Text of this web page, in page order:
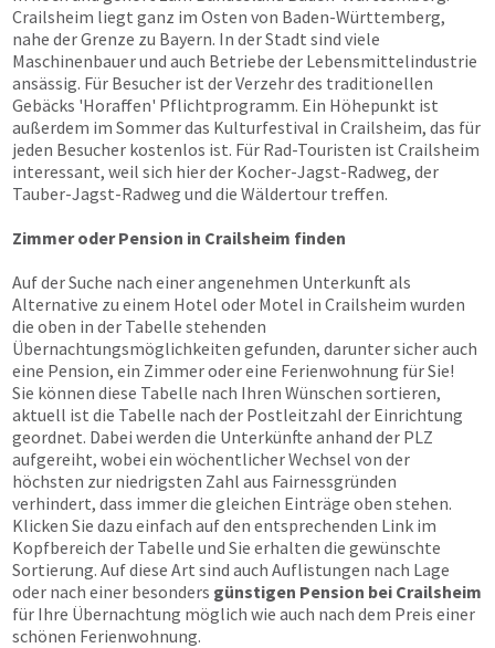
Crailsheim liegt ganz im Osten von Baden-Württemberg,
nahe der Grenze zu Bayern. In der Stadt sind viele
Maschinenbauer und auch Betriebe der Lebensmittelindustrie
ansässig. Für Besucher ist der Verzehr des traditionellen
Gebäcks 'Horaffen' Pflichtprogramm. Ein Höhepunkt ist
außerdem im Sommer das Kulturfestival in Crailsheim, das für
jeden Besucher kostenlos ist. Für Rad-Touristen ist Crailsheim
interessant, weil sich hier der Kocher-Jagst-Radweg, der
Tauber-Jagst-Radweg und die Wäldertour treffen.
Zimmer oder Pension in Crailsheim finden
Auf der Suche nach einer angenehmen Unterkunft als
Alternative zu einem Hotel oder Motel in Crailsheim wurden
die oben in der Tabelle stehenden
Übernachtungsmöglichkeiten gefunden, darunter sicher auch
eine Pension, ein Zimmer oder eine Ferienwohnung für Sie!
Sie können diese Tabelle nach Ihren Wünschen sortieren,
aktuell ist die Tabelle nach der Postleitzahl der Einrichtung
geordnet. Dabei werden die Unterkünfte anhand der PLZ
aufgereiht, wobei ein wöchentlicher Wechsel von der
höchsten zur niedrigsten Zahl aus Fairnessgründen
verhindert, dass immer die gleichen Einträge oben stehen.
Klicken Sie dazu einfach auf den entsprechenden Link im
Kopfbereich der Tabelle und Sie erhalten die gewünschte
Sortierung. Auf diese Art sind auch Auflistungen nach Lage
oder nach einer besonders günstigen Pension bei Crailsheim
für Ihre Übernachtung möglich wie auch nach dem Preis einer
schönen Ferienwohnung.